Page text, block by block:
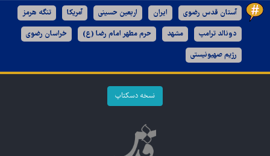
آستان قدس رضوی ایران اربعین حسینی آمریکا تنگه هرمز
دونالد ترامپ مشهد حرم مطهر امام رضا (ع) خراسان رضوی
رژیم صهیونیستی
نسخه دسکتاپ